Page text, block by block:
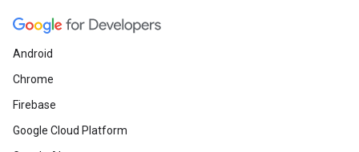
Android
Chrome
Firebase
Google Cloud Platform